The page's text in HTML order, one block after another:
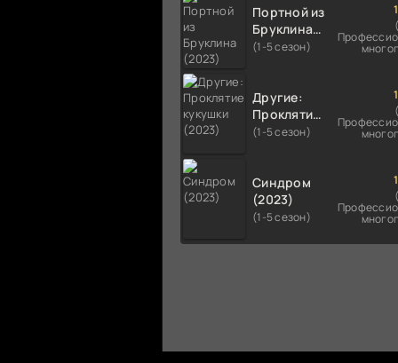
Портной из
Бруклина
(2023)
(1-5 сезон)
Другие:
Проклятие
кукушки
(1-5 сезон)
Синдром
(2023)
(1-5 сезон)